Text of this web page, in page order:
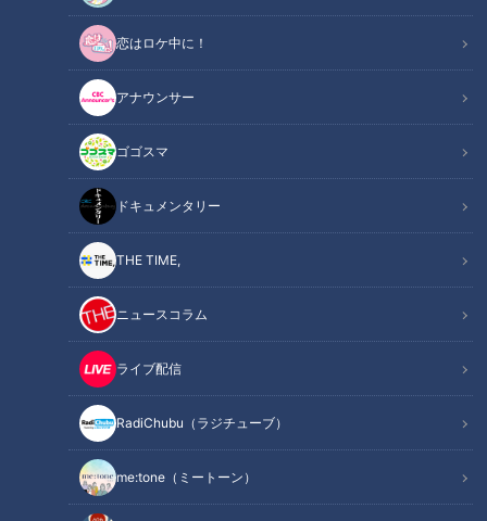
恋はロケ中に！
アナウンサー
ゴゴスマ
ドキュメンタリー
THE TIME,
ニュースコラム
ライブ配信
RadiChubu（ラジチューブ）
me:tone（ミートーン）